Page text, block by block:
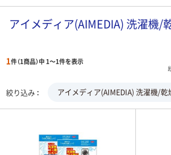
アイメディア(AIMEDIA) 洗濯機/
1件（1商品）中 1～1件を表示
絞り込み アイメディア(AIMEDIA) 洗濯機/乾